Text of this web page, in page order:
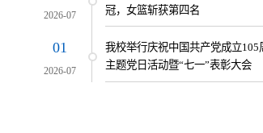
2026-07
冠，女篮斩获第四名
01
2026-07
我校举行庆祝中国共产党成立105
主题党日活动暨“七一”表彰大会